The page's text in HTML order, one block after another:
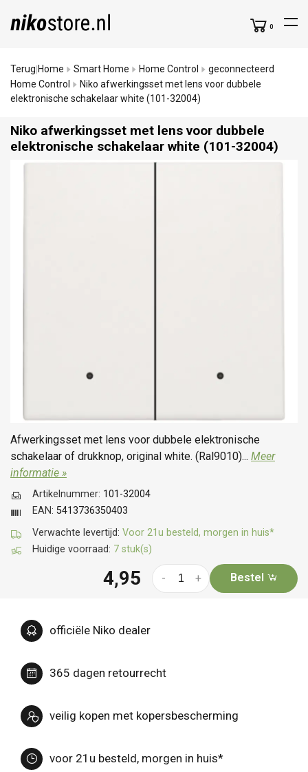
0
Terug Home Smart Home Home Control
geconnecteerd
Home Control
Niko afwerkingsset met lens voor dubbele
elektronische schakelaar white (101-32004)
Niko afwerkingsset met lens voor dubbele
elektronische schakelaar white (101-32004)
Afwerkingsset met lens voor dubbele elektronische
schakelaar of drukknop, original white. (Ral9010)... Meer
informatie »
Verwachte levertijd: Voor 21u besteld, morgen in huis*
Huidige voorraad: 7 stuk(s)
Artikelnummer: 101-32004
EAN: 5413736350403
4,95 +
- Bestel
officiële Niko dealer
365 dagen retourrecht
veilig kopen met kopersbescherming
voor 21u besteld, morgen in huis*